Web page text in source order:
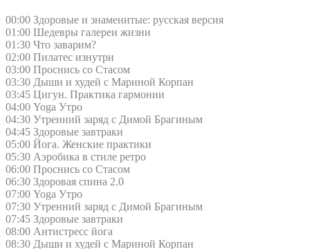
00:00 Здоровые и знаменитые: русская версия
01:00 Шедевры галереи жизни
01:30 Что заварим?
02:00 Пилатес изнутри
03:00 Проснись со Стасом
03:30 Дыши и худей с Мариной Корпан
03:45 Цигун. Практика гармонии
04:00 Yoga Утро
04:30 Утренний заряд с Димой Брагиным
04:45 Здоровые завтраки
05:00 Йога. Женские практики
05:30 Аэробика в стиле ретро
06:00 Проснись со Стасом
06:30 Здоровая спина 2.0
07:00 Yoga Утро
07:30 Утренний заряд с Димой Брагиным
07:45 Здоровые завтраки
08:00 Антистресс йога
08:30 Дыши и худей с Мариной Корпан